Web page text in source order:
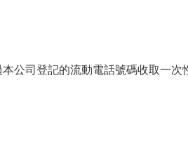
公司登記的流動電話號碼收取一